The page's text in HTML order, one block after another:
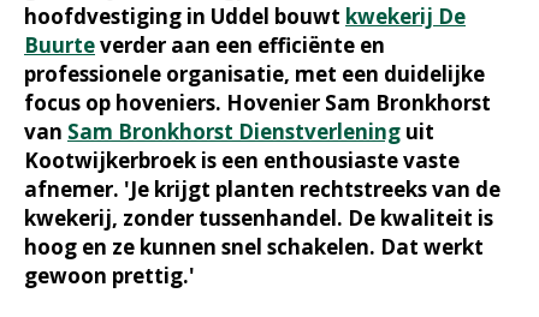
hoofdvestiging in Uddel bouwt kwekerij De
Buurteverder aan een efficiënte en
professionele organisatie, met een duidelijke
focus op hoveniers. Hovenier Sam Bronkhorst
van Sam Bronkhorst Dienstverlening uit
Kootwijkerbroek is een enthousiaste vaste
afnemer. 'Je krijgt planten rechtstreeks van de
kwekerij, zonder tussenhandel. De kwaliteit is
hoog en ze kunnen snel schakelen. Dat werkt
gewoon prettig.'